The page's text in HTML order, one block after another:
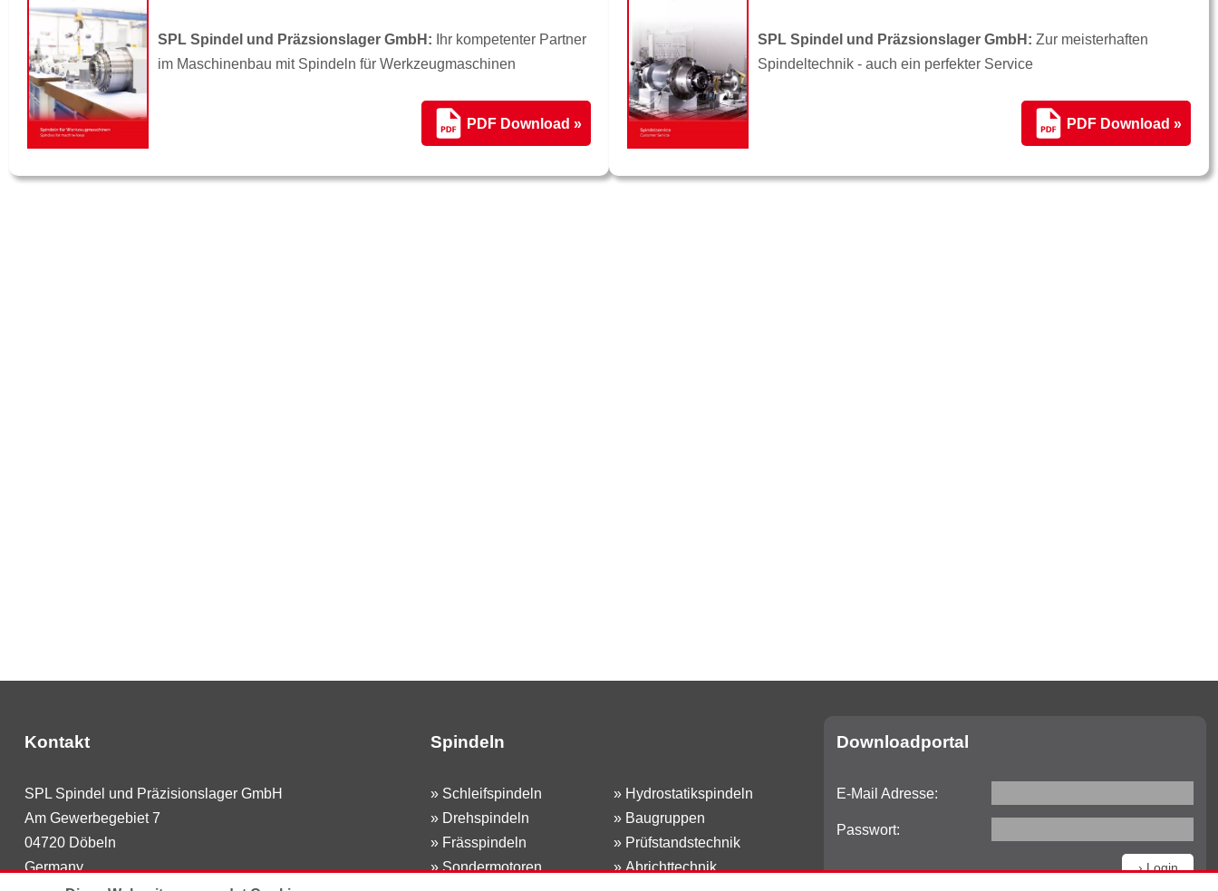
SPL Spindel und Präzsionslager GmbH:
Ihr kompetenter Partner
im Maschinenbau mit Spindeln für Werkzeugmaschinen
PDF Download »
SPL Spindel und Präzsionslager GmbH: Zur meisterhaften
Spindeltechnik - auch ein perfekter Service
PDF Download »
Kontakt
SPL Spindel und Präzisionslager GmbH
Am Gewerbegebiet 7
04720 Döbeln
Germany
Spindeln
» Schleifspindeln
» Drehspindeln
» Frässpindeln
»Sondermotoren
» Hydrostatikspindeln
» Baugruppen
» Prüfstandstechnik
»Abrichttechnik
Downloadportal
E-Mail Adresse:
Passwort: